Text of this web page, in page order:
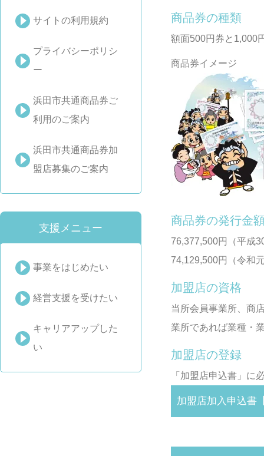
サイトの利用規約
プライバシーポリシ
ー
浜田市共通商品券ご
利用のご案内
浜田市共通商品券加
盟店募集のご案内
支援メニュー
事業をはじめたい
経営支援を受けたい
キャリアアップした
い
商品券の種類
額面500円券と1,000
商品券イメージ
商品券の発行金
76,377,500円（平成
74,129,500円（令和
加盟店の資格
当所会員事業所、商
業所であれば業種・
加盟店の登録
「加盟店申込書」に
加盟店加入申込書